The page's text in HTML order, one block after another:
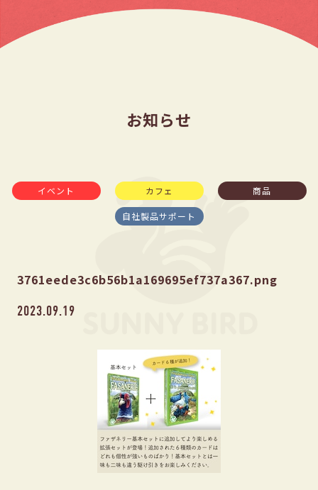
お知らせ
イベント カフェ 商品
自社製品サポート
3761eede3c6b56b1a169695ef737a367.png
2023.09.19